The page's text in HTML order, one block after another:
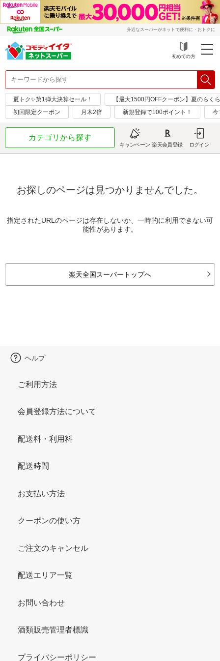
身近なスーパーがネットで便利に・おトクに
初めての方
夏トク✨第1弾大決算セール！
【最大1500円OFFクーポン】夏のらく
初回限定クーポン
月木2倍 新規登録で100ポイント！ 今
カテゴリから探す
キャンペーン 楽天会員登録 ログイン
お探しのページは見つかりませんでした。
指定されたURLのページは存在しないか、一時的に利用できない可
能性があります。
楽天全国スーパートップへ
ヘルプ
ご利用方法
会員登録方法について
配送料・利用料
配送時間
お支払い方法
クーポンの使い方
ご注文のキャンセル
配送エリア一覧
お問い合わせ
酒類販売管理者標識
プライバシーポリシー